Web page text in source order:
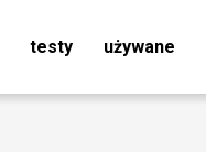
testy używane